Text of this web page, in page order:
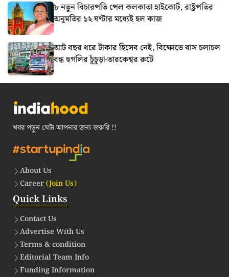
৮ নতুন বিচারপতি পেল কলকাতা হাইকোর্ট, রাষ্ট্রপতির
অনুমতির ১২ ঘণ্টার মধ্যেই হল কাজ
আট বছর ধরে টাকার হিসেব নেই, বিক্ষোভে বাস চলাচল
বন্ধ হুগলির চুঁচুড়া-তারকেশ্বর রুটে
খবর পড়ুন যেটা আপনার জন্য জরুরি !!
About Us
Career(Join Us)
Quick Links
Contact Us
Advertise With Us
Terms & condition
Editorial Team Info
Funding Information